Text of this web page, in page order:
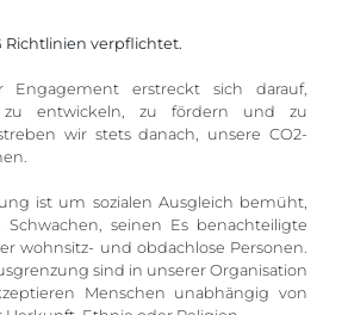
Richtlinien verpflichtet.
Engagement erstreckt sich darauf,
zu entwickeln, zu fördern und zu
wir stets danach, unsere CO2-
ist um sozialen Ausgleich bemüht,
seinen Es benachteiligte
wohnsitz- und obdachlose Personen.
sind in unserer Organisation
Menschen unabhängig von